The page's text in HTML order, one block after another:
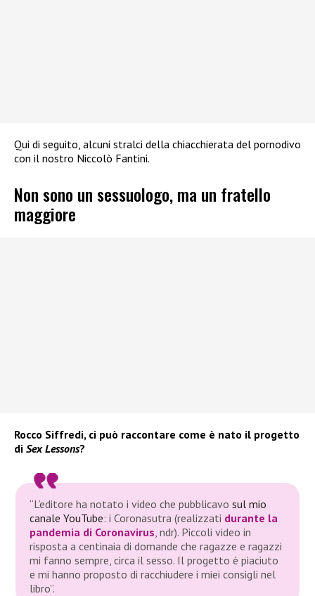
Qui di seguito, alcuni stralci della chiacchierata del pornodivo
con il nostro Niccolò Fantini.
Non sono un sessuologo, ma un fratello
maggiore
Rocco Siffredi, ci può raccontare come è nato il progetto
di Sex Lessons?
“L’editore ha notato i video che pubblicavosul mio
canale YouTube: i Coronasutra(realizzati durante la
pandemia di Coronavirus , ndr). Piccoli video in
risposta a centinaia di domande che ragazze e ragazzi
mi fanno sempre, circa il sesso. Il progetto è piaciuto
e mi hanno proposto di racchiudere i miei consigli nel
libro”.